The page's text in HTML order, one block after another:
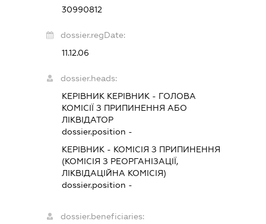
30990812
dossier.regDate:
11.12.06
dossier.heads:
КЕРІВНИК КЕРІВНИК - ГОЛОВА
КОМІСІЇ З ПРИПИНЕННЯ АБО
ЛІКВІДАТОР
dossier.position -
КЕРІВНИК - КОМІСІЯ З ПРИПИНЕННЯ
(КОМІСІЯ З РЕОРГАНІЗАЦІЇ,
ЛІКВІДАЦІЙНА КОМІСІЯ)
dossier.position -
dossier.beneficiaries: